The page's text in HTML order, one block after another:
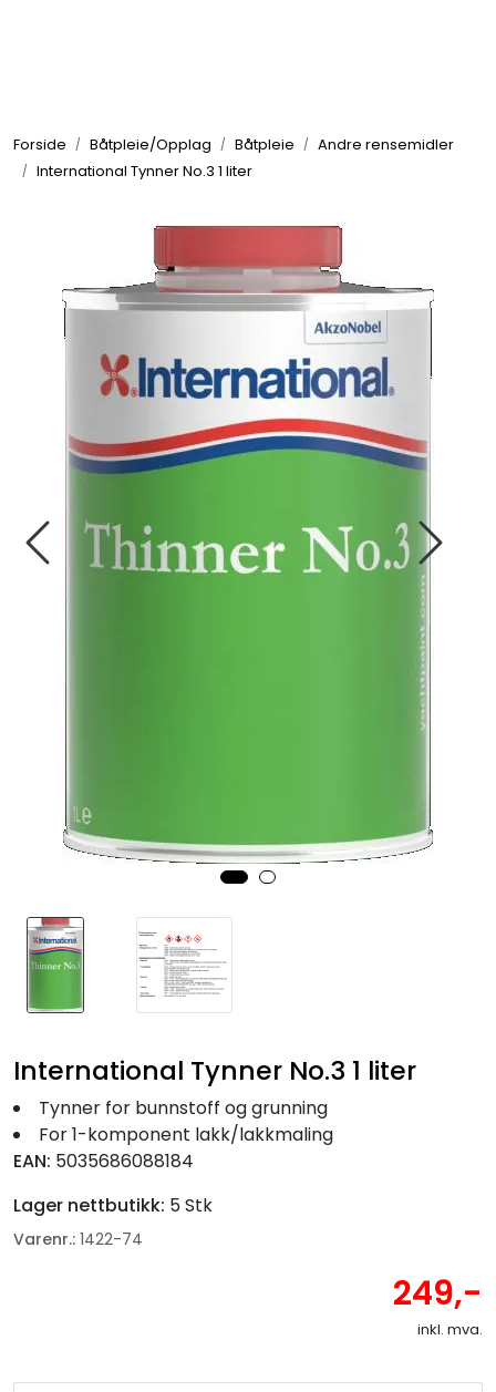
Forside Båtpleie/Opplag Båtpleie
Andre rensemidler
International Tynner No.3 1 liter
International Tynner No.3 1 liter
Tynner for bunnstoff og grunning
For 1-komponent lakk/lakkmaling
EAN: 5035686088184
Lager nettbutikk: 5 Stk
Varenr.: 1422-74
249,-
inkl. mva.
Elektrisk
Bygg/Innredning
Komfort
Motor/Styring
Fritid/Sikkerhet